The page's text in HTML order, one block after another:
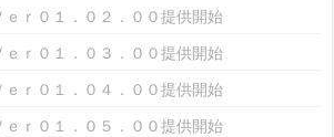
ｒ０１．０２．００提供開始
ｒ０１．０３．００提供開始
ｒ０１．０４．００提供開始
ｒ０１．０５．００提供開始